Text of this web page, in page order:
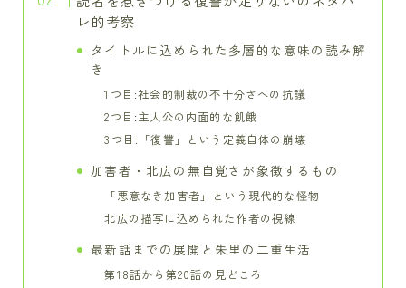
レ的考察
タイトルに込められた多層的な意味の読み解
き
1つ目:社会的制裁の不十分さへの抗議
2つ目:主人公の内面的な飢餓
3つ目:「復讐」という定義自体の崩壊
加害者・北広の無自覚さが象徴するもの
「悪意なき加害者」という現代的な怪物
北広の描写に込められた作者の視線
最新話までの展開と朱里の二重生活
第18話から第20話の見どころ